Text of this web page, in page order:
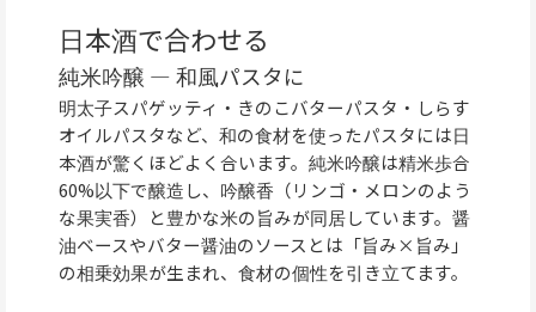
日本酒で合わせる
純米吟醸 — 和風パスタに
明太子スパゲッティ・きのこバターパスタ・しらす
オイルパスタなど、和の食材を使ったパスタには日
本酒が驚くほどよく合います。純米吟醸は精米歩合
60%以下で醸造し、吟醸香（リンゴ・メロンのよう
な果実香）と豊かな米の旨みが同居しています。醤
油ベースやバター醤油のソースとは「旨み×旨み」
の相乗効果が生まれ、食材の個性を引き立てます。